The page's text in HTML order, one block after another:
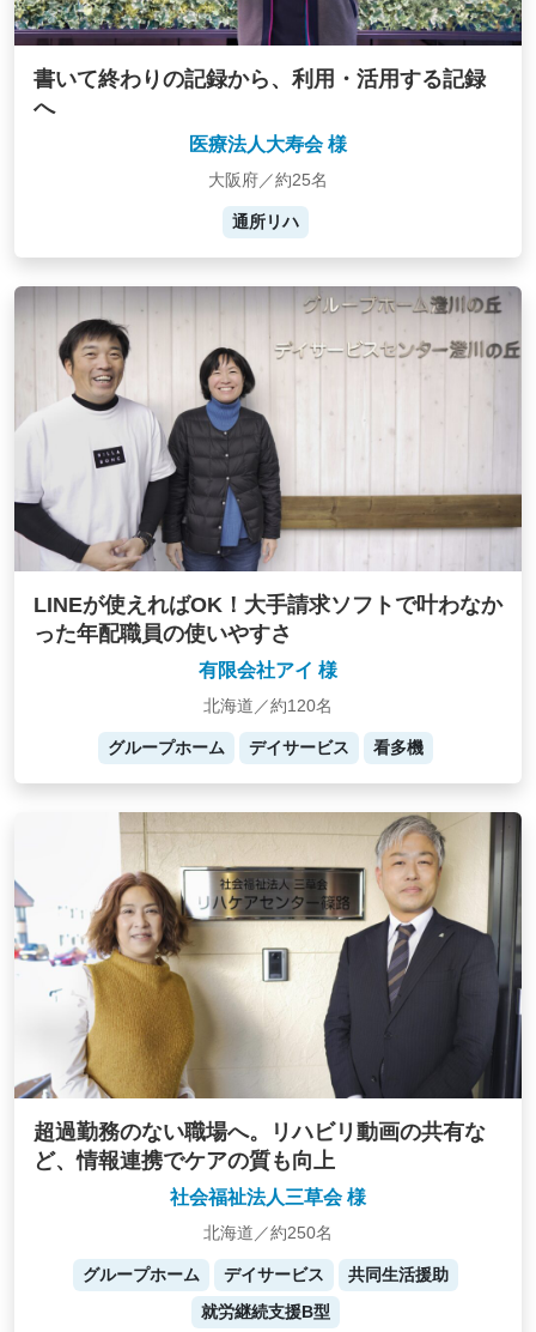
書いて終わりの記録から、利用・活用する記録
へ
医療法人大寿会 様
大阪府／約25名
通所リハ
LINEが使えればOK！大手請求ソフトで叶わなか
った年配職員の使いやすさ
有限会社アイ 様
北海道／約120名
グループホーム デイサービス 看多機
超過勤務のない職場へ。リハビリ動画の共有な
ど、情報連携でケアの質も向上
社会福祉法人三草会 様
北海道／約250名
グループホーム デイサービス
共同生活援助
就労継続支援B型